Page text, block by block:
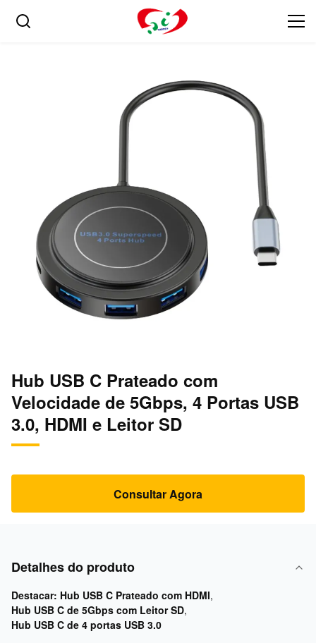
Hub USB C Prateado com
Velocidade de 5Gbps, 4 Portas USB
3.0, HDMI e Leitor SD
Consultar Agora
Detalhes do produto
Destacar: Hub USB C Prateado com HDMI,
Hub USB C de 5Gbps com Leitor SD,
Hub USB C de 4 portas USB 3.0